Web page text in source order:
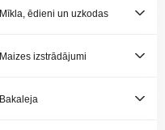
Mīkla, ēdieni un uzkodas
Maizes izstrādājumi
Bakaleja